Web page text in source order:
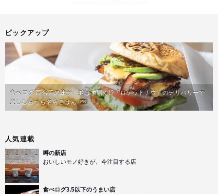
ピックアップ
食べログ 百名店の味が、並ばず届く!?「ロケットナウ」のデリバリーで
楽しむおうち名店ごはん PR
人気連載
噂の新店
おいしいモノ好きが、今注目する店
食べログ3.5以下のうまい店